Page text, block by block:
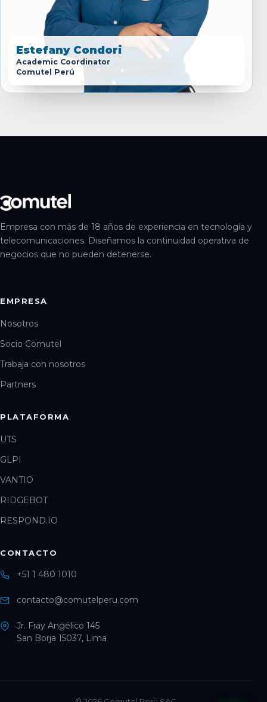
Estefany Condori
Academic Coordinator
Comutel Perú
Empresa con más de 18 años de experiencia en tecnología y
telecomunicaciones. Diseñamos la continuidad operativa de
negocios que no pueden detenerse.
EMPRESA
Nosotros
Socio Comutel
Trabaja con nosotros
Partners
PLATAFORMA
UTS
GLPI
VANTIO
RIDGEBOT
RESPOND.IO
CONTACTO
+51 1 480 1010
contacto@comutelperu.com
Jr. Fray Angélico 145
San Borja 15037, Lima